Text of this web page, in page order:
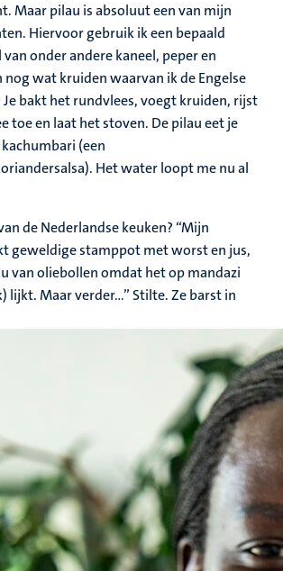
Maar pilau is absoluut een van mijn
Hiervoor gebruik ik een bepaald
onder andere kaneel, peper en
wat kruiden waarvan ik de Engelse
bakt het rundvlees, voegt kruiden, rijst
toe en laat het stoven. De pilau eet je
(een
Het water loopt me nu al
de Nederlandse keuken? “Mijn
geweldige stamppot met worst en jus,
van oliebollen omdat het op mandazi
lijkt. Maar verder...” Stilte. Ze barst in